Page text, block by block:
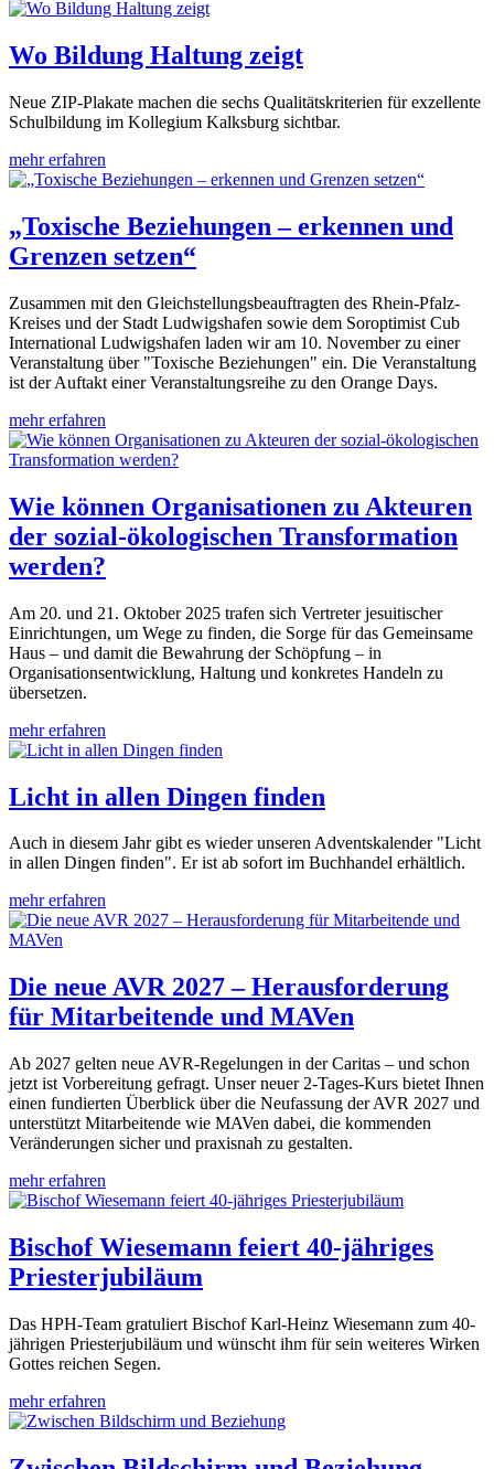
Wo Bildung Haltung zeigt
Neue ZIP-Plakate machen die sechs Qualitätskriterien für exzellente
Schulbildung im Kollegium Kalksburg sichtbar.
mehr erfahren
„Toxische Beziehungen – erkennen und
Grenzen setzen“
Zusammen mit den Gleichstellungsbeauftragten des Rhein-Pfalz-
Kreises und der Stadt Ludwigshafen sowie dem Soroptimist Cub
International Ludwigshafen laden wir am 10. November zu einer
Veranstaltung über "Toxische Beziehungen" ein. Die Veranstaltung
ist der Auftakt einer Veranstaltungsreihe zu den Orange Days.
mehr erfahren
Wie können Organisationen zu Akteuren
der sozial-ökologischen Transformation
werden?
Am 20. und 21. Oktober 2025 trafen sich Vertreter jesuitischer
Einrichtungen, um Wege zu finden, die Sorge für das Gemeinsame
Haus – und damit die Bewahrung der Schöpfung – in
Organisationsentwicklung, Haltung und konkretes Handeln zu
übersetzen.
mehr erfahren
Licht in allen Dingen finden
Auch in diesem Jahr gibt es wieder unseren Adventskalender "Licht
in allen Dingen finden". Er ist ab sofort im Buchhandel erhältlich.
mehr erfahren
Die neue AVR 2027 – Herausforderung
für Mitarbeitende und MAVen
Ab 2027 gelten neue AVR-Regelungen in der Caritas – und schon
jetzt ist Vorbereitung gefragt. Unser neuer 2-Tages-Kurs bietet Ihnen
einen fundierten Überblick über die Neufassung der AVR 2027 und
unterstützt Mitarbeitende wie MAVen dabei, die kommenden
Veränderungen sicher und praxisnah zu gestalten.
mehr erfahren
Bischof Wiesemann feiert 40-jähriges
Priesterjubiläum
Das HPH-Team gratuliert Bischof Karl-Heinz Wiesemann zum 40-
jährigen Priesterjubiläum und wünscht ihm für sein weiteres Wirken
Gottes reichen Segen.
mehr erfahren